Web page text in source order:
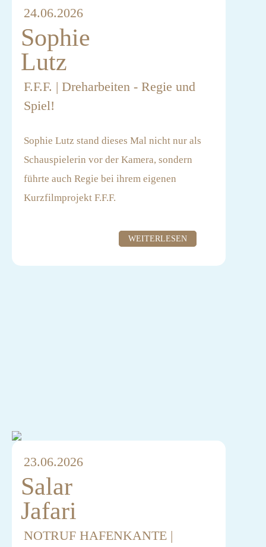
24.06.2026
Sophie
Lutz
F.F.F. | Dreharbeiten - Regie und
Spiel!
Sophie Lutz stand dieses Mal nicht nur als
Schauspielerin vor der Kamera, sondern
führte auch Regie bei ihrem eigenen
Kurzfilmprojekt F.F.F.
Förderung: FOKUS (MDR/MDM)
WEITERLESEN
23.06.2026
Salar
Jafari
NOTRUF HAFENKANTE |